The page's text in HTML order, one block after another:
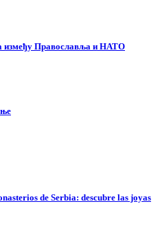
између Православља и НАТО
de Serbia: descubre las joyas